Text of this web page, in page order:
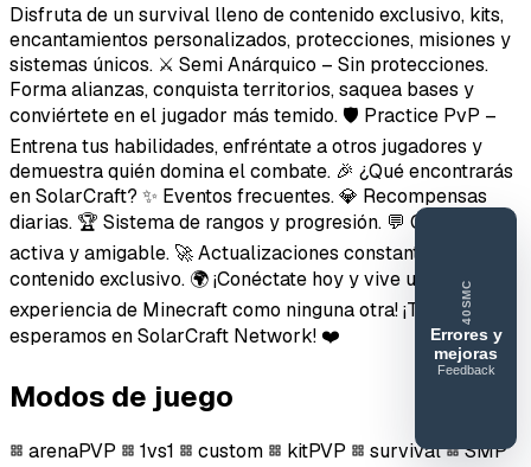
Disfruta de un survival lleno de contenido exclusivo, kits,
encantamientos personalizados, protecciones, misiones y
sistemas únicos. ⚔️ Semi Anárquico – Sin protecciones.
Forma alianzas, conquista territorios, saquea bases y
conviértete en el jugador más temido. 🛡️ Practice PvP –
Entrena tus habilidades, enfréntate a otros jugadores y
demuestra quién domina el combate. 🎉 ¿Qué encontrarás
en SolarCraft? ✨ Eventos frecuentes. 💎 Recompensas
diarias. 🏆 Sistema de rangos y progresión. 💬 Comunidad
activa y amigable. 🚀 Actualizaciones constantes y
contenido exclusivo. 🌍 ¡Conéctate hoy y vive una
experiencia de Minecraft como ninguna otra! ¡Te
esperamos en SolarCraft Network! ❤️
Modos de juego
arenaPVP 1vs1 custom kitPVP survival SMP
40SMC
Errores y
mejoras
Feedback
Reportar
error o